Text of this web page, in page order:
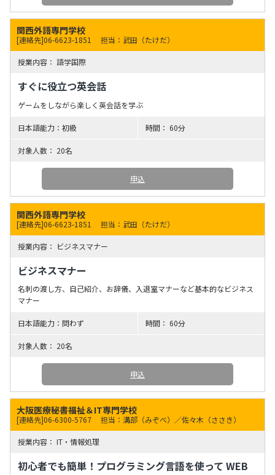
関西外語専門学校
[連絡先]06-6623-1851 担当：武田（たけだ）
語学国際
すぐに役立つ英会話
ゲームをしながら楽しく英会話を学ぶ
初級 60分
20名
申込
関西外語専門学校
[連絡先]06-6623-1851 担当：武田（たけだ）
ビジネスマナー
ビジネスマナー
名刺の渡し方、自己紹介、お辞儀、入退室マナーなど基本的なビジネス
マナー
問わず 60分
20名
申込
大阪医療秘書福祉＆IT専門学校
[連絡先]06-6300-5767 担当：溝部（みぞべ）／佐々木（ささき）
IT・情報処理
初心者でも簡単！プログラミング言語を使って WEB